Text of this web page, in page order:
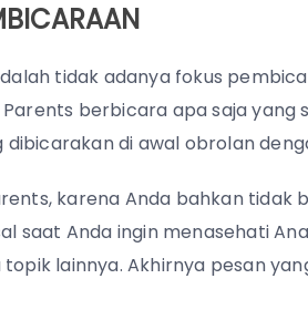
tidak adanya fokus
berbicara apa saja yang
di awal obrolan
karena Anda bahkan tidak
saat Anda ingin menasehati
lainnya. Akhirnya pesan